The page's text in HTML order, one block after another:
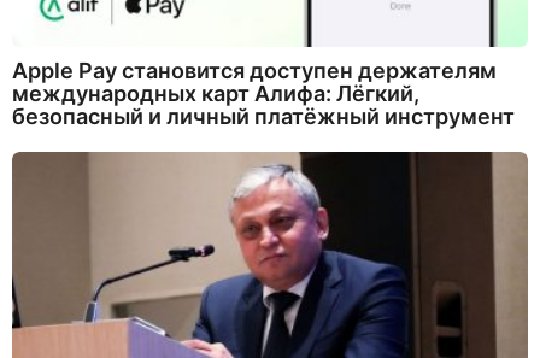
Apple Pay становится доступен держателям
международных карт Алифа: Лёгкий,
безопасный и личный платёжный инструмент